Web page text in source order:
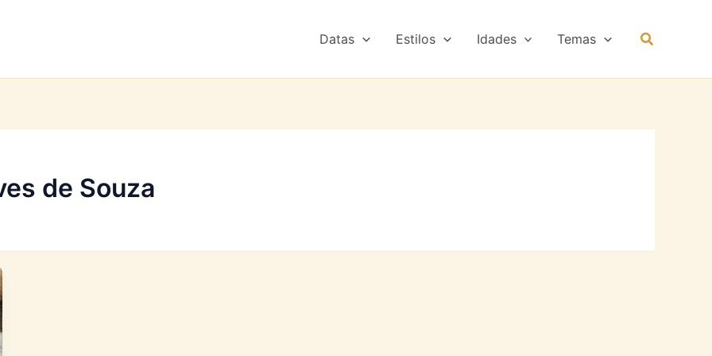
Datas Estilos Idades Temas
de Souza